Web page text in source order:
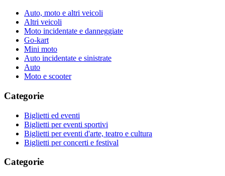
Auto, moto e altri veicoli
Altri veicoli
Moto incidentate e danneggiate
Go-kart
Mini moto
Auto incidentate e sinistrate
Auto
Moto e scooter
Categorie
Biglietti ed eventi
Biglietti per eventi sportivi
Biglietti per eventi d'arte, teatro e cultura
Biglietti per concerti e festival
Categorie